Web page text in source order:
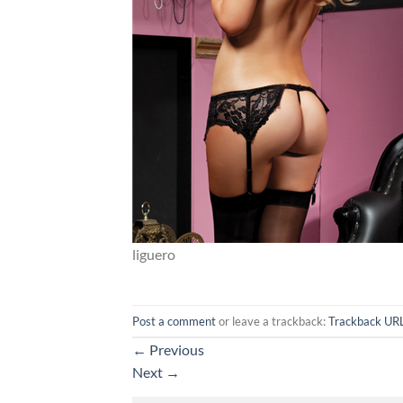
liguero
Post a commentor leave a trackback:Trackback
← Previous
Next →